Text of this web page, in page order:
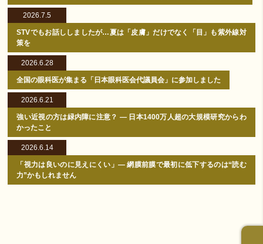
2026.7.5
STVでもお話ししましたが…夏は「皮膚」だけでなく「目」も紫外線対
策を
2026.6.28
全国の眼科医が集まる「日本眼科医会代議員会」に参加しました
2026.6.21
強い近視の方は緑内障に注意？ ― 日本1400万人超の大規模研究からわ
かったこと
2026.6.14
「視力は良いのに見えにくい」― 網膜前膜で最初に低下するのは“読む
力”かもしれません